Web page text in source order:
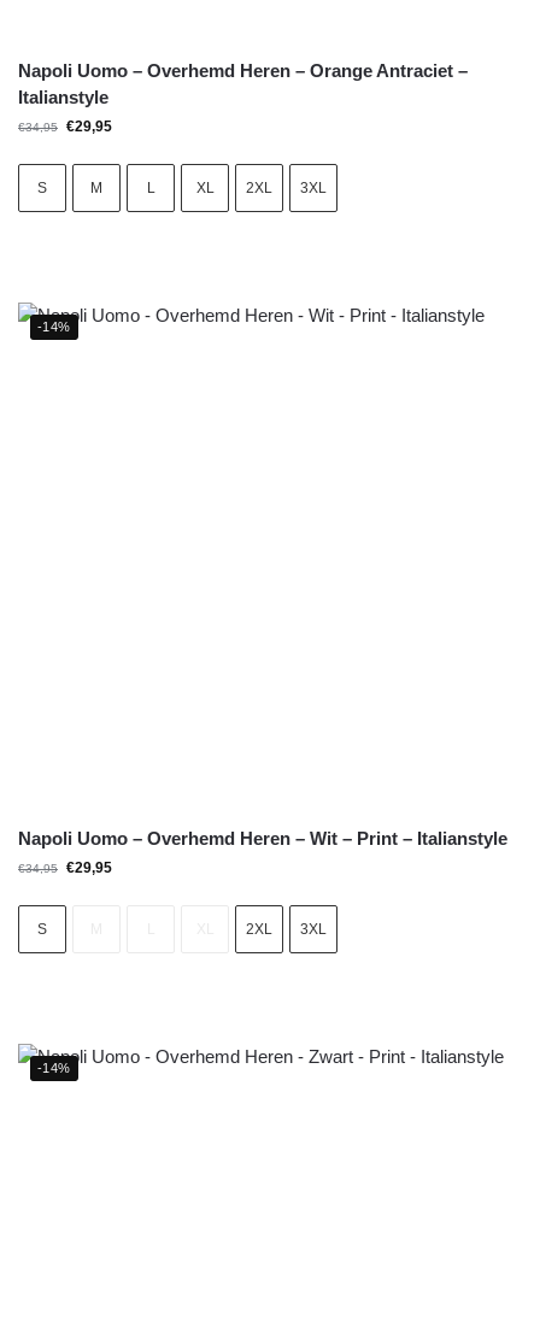
Napoli Uomo – Overhemd Heren – Orange Antraciet –
Italianstyle
€34,95 €29,95
S M L XL 2XL 3XL
-14%
Napoli Uomo – Overhemd Heren – Wit – Print – Italianstyle
€34,95 €29,95
S 2XL 3XL
-14%